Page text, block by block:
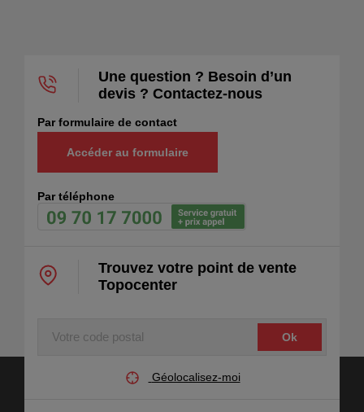
Une question ? Besoin d’un
devis ? Contactez-nous
Par formulaire de contact
Accéder au formulaire
Par téléphone
Trouvez votre point de vente
Topocenter
Votre
code
Géolocalisez-moi